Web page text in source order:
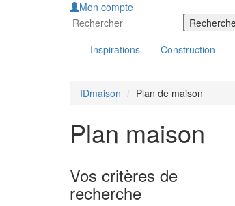
Mon compte
Inspirations Construction
IDmaison Plan de maison
Plan maison
Vos critères de
recherche